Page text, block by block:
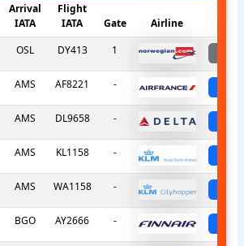
Arrival
IATA
Flight
IATA
Gate Airline
OSL DY413 1
AMS AF8221 -
AMS DL9658 -
AMS KL1158 -
AMS WA1158 -
BGO AY2666 -